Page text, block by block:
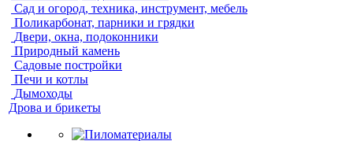
Сад и огород, техника, инструмент, мебель
Поликарбонат, парники и грядки
Двери, окна, подоконники
Природный камень
Садовые постройки
Печи и котлы
Дымоходы
Дрова и брикеты